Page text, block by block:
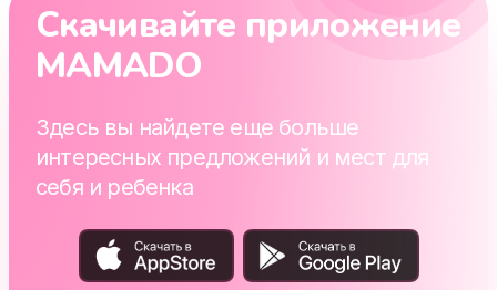
Скачивайте приложение
MAMADO
Здесь вы найдете еще больше
интересных предложений и мест для
себя и ребенка